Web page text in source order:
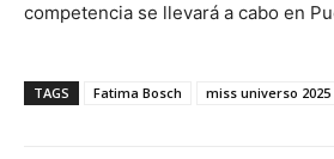
competencia se llevará a cabo en
TAGS Fatima Bosch miss universo 2025